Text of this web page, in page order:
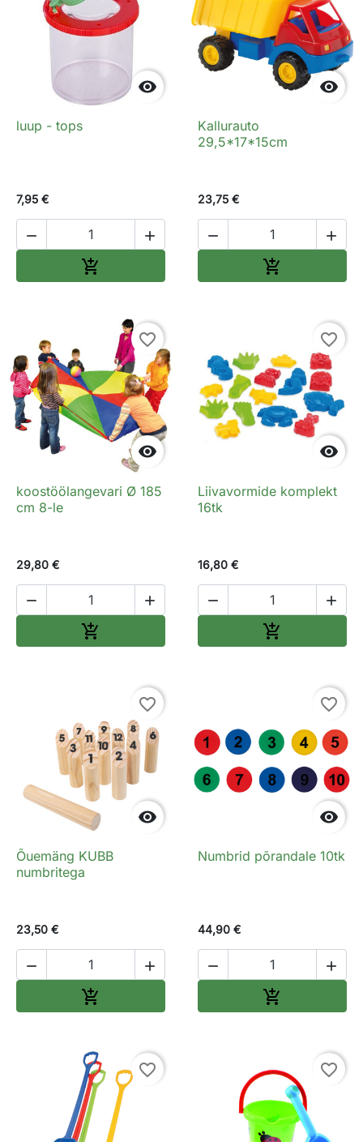

luup - tops
7,95 €
 


Kallurauto
29,5*17*15cm
23,75 €
 


favorite_border
koostöölangevari Ø 185
cm 8-le
29,80 €
 


favorite_border
Liivavormide komplekt
16tk
16,80 €
 


favorite_border
Õuemäng KUBB
numbritega
23,50 €
 


favorite_border
Numbrid põrandale 10tk
44,90 €
 

favorite_border favorite_border